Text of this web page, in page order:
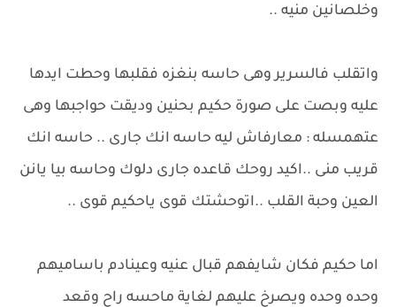
وخلصانين منيه ..
واتقلب فالسرير وهى حاسه بنغزه فقلبها وحطت ايدها
عليه وبصت على صورة حكيم بحنين وديقت حواجبها وهى
عتهمسله : معارفاش ليه حاسه انك جارى .. حاسه انك
قريب منى ..اكيد روحك قاعده جارى دلوك وحاسه بيا يانن
العين وحبة القلب ..اتوحشتك قوى ياحكيم قوى ..
اما حكيم فكان شايفهم قبال عنيه وعينادم باساميهم
وحده وحده ويصرخ عليهم لغاية ماحسه راح وقعد